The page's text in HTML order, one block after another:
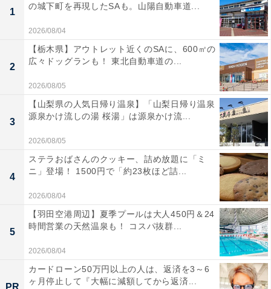
1
の城下町を再現したSAも。山陽自動車道...
2026/08/04
2
【栃木県】アウトレット近くのSAに、600㎡の
広々ドッグランも！ 東北自動車道の...
2026/08/05
3
【山梨県の人気日帰り温泉】「山梨日帰り温泉
源泉かけ流しの湯 桜湯」は源泉かけ流...
2026/08/05
4
ステラおばさんのクッキー、詰め放題に「ミ
ニ」登場！ 1500円で「約23枚ほど詰...
2026/08/04
5
【羽田空港周辺】夏季プールは大人450円＆24
時間営業の天然温泉も！ コスパ抜群...
2026/08/04
PR
カードローン50万円以上の人は、返済を3～6
ヶ月停止して『大幅に減額してから返済...